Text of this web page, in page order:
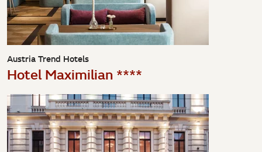
Austria Trend Hotels
Hotel Maximilian ****